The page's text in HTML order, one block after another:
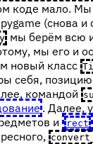
коде мало. Мы
(снова и
мы берём всю
мы его и
новый класс
себя, позицию
командой
. Далее,
и
rect